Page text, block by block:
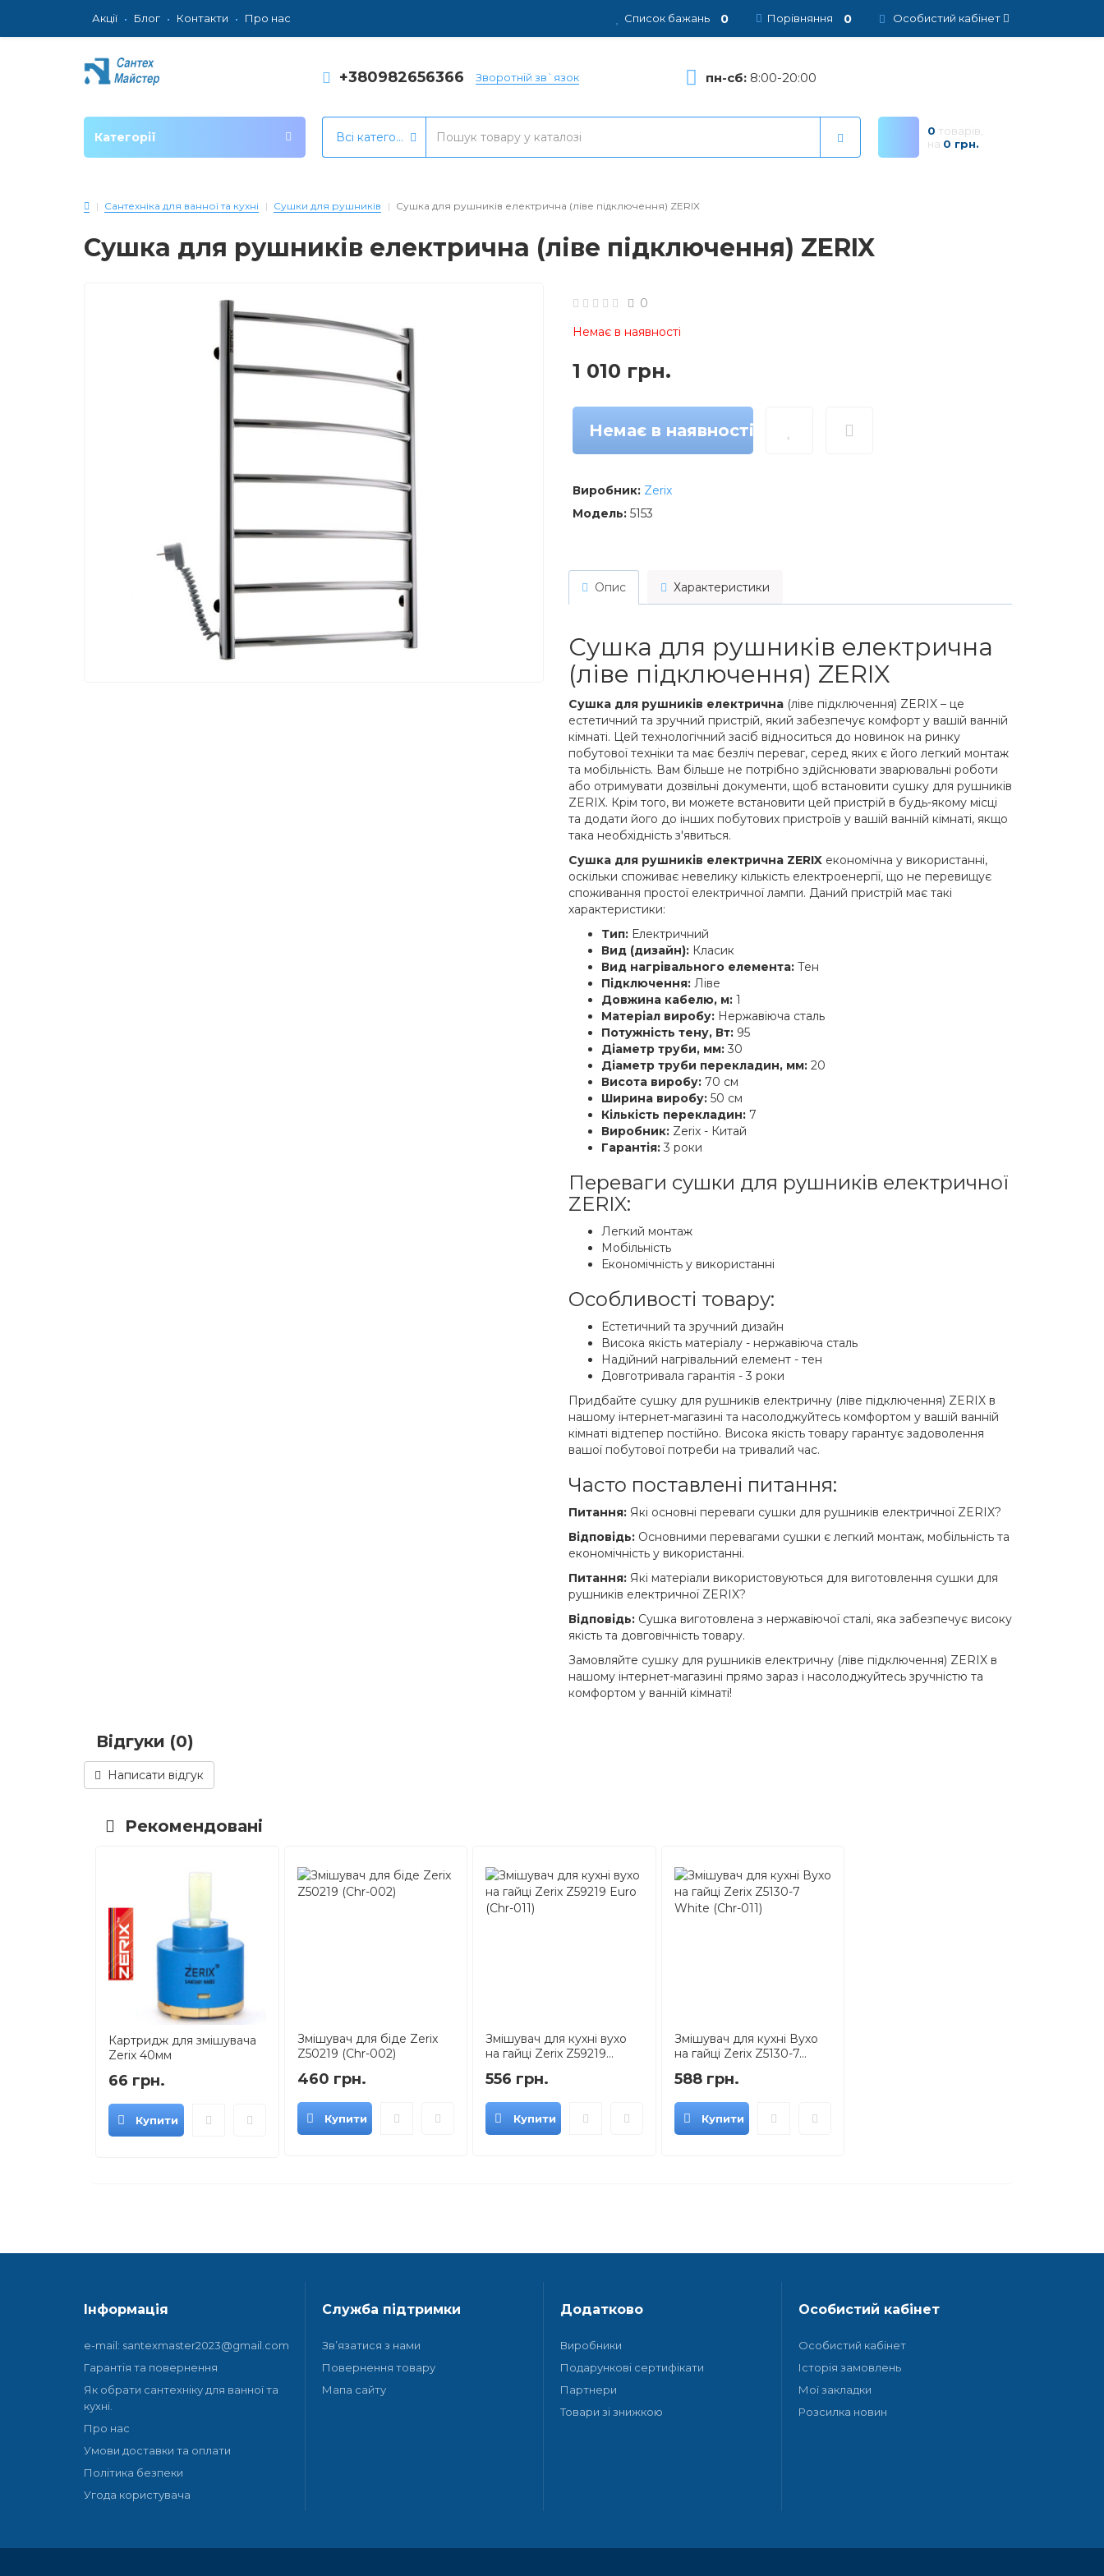
Акції Блог Контакти Про нас Особистий кабінет
Список бажань 0 Порівняння 0
+380982656366 Зворотній зв`язок пн-сб:8:00-20:00
Всі категорії 0 товарів,
на 0 грн.
Категорії
Сантехніка для ванної та кухні Сушки для рушників Сушка для рушників електрична (ліве підключення) ZERIX
Сушка для рушників електрична (ліве підключення) ZERIX
0
Немає в наявності
1 010 грн.
Немає в наявності
Виробник: Zerix
Модель: 5153
Опис Характеристики
Сушка для рушників електрична
(ліве підключення) ZERIX
Сушка для рушників електрична (ліве підключення) ZERIX – це
естетичний та зручний пристрій, який забезпечує комфорт у вашій ванній
кімнаті. Цей технологічний засіб відноситься до новинок на ринку
побутової техніки та має безліч переваг, серед яких є його легкий монтаж
та мобільність. Вам більше не потрібно здійснювати зварювальні роботи
або отримувати дозвільні документи, щоб встановити сушку для рушників
ZERIX. Крім того, ви можете встановити цей пристрій в будь-якому місці
та додати його до інших побутових пристроїв у вашій ванній кімнаті, якщо
така необхідність з'явиться.
Сушка для рушників електрична ZERIX економічна у використанні,
оскільки споживає невелику кількість електроенергії, що не перевищує
споживання простої електричної лампи. Даний пристрій має такі
характеристики:
Тип: Електричний
Вид (дизайн): Класик
Вид нагрівального елемента: Тен
Підключення: Ліве
Довжина кабелю, м: 1
Матеріал виробу: Нержавіюча сталь
Потужність тену, Вт: 95
Діаметр труби, мм: 30
Діаметр труби перекладин, мм: 20
Висота виробу: 70 см
Ширина виробу: 50 см
Кількість перекладин: 7
Виробник: Zerix - Китай
Гарантія: 3 роки
Переваги сушки для рушників електричної
ZERIX:
Легкий монтаж
Мобільність
Економічність у використанні
Особливості товару:
Естетичний та зручний дизайн
Висока якість матеріалу - нержавіюча сталь
Надійний нагрівальний елемент - тен
Довготривала гарантія - 3 роки
Придбайте сушку для рушників електричну (ліве підключення) ZERIX в
нашому інтернет-магазині та насолоджуйтесь комфортом у вашій ванній
кімнаті відтепер постійно. Висока якість товару гарантує задоволення
вашої побутової потреби на тривалий час.
Часто поставлені питання:
Питання: Які основні переваги сушки для рушників електричної ZERIX?
Відповідь: Основними перевагами сушки є легкий монтаж, мобільність та
економічність у використанні.
Питання: Які матеріали використовуються для виготовлення сушки для
рушників електричної ZERIX?
Відповідь: Сушка виготовлена з нержавіючої сталі, яка забезпечує високу
якість та довговічність товару.
Замовляйте сушку для рушників електричну (ліве підключення) ZERIX в
нашому інтернет-магазині прямо зараз і насолоджуйтесь зручністю та
комфортом у ванній кімнаті!
Відгуки (0)
Написати відгук
Рекомендовані
Картридж для змішувача
Zerix 40мм
66 грн.
Купити
Змішувач для біде Zerix
Z50219 (Chr-002)
460 грн.
Купити
Змішувач для кухні вухо
на гайці Zerix Z59219...
556 грн.
Купити
Змішувач для кухні Вухо
на гайці Zerix Z5130-7...
588 грн.
Купити
Інформація
e-mail: santexmaster2023@gmail.com
Гарантія та повернення
Як обрати сантехніку для ванної та
кухні.
Про нас
Умови доставки та оплати
Політика безпеки
Угода користувача
Служба підтримки
Зв’язатися з нами
Повернення товару
Мапа сайту
Додатково
Виробники
Подарункові сертифікати
Партнери
Товари зі знижкою
Особистий кабінет
Особистий кабінет
Історія замовлень
Мої закладки
Розсилка новин